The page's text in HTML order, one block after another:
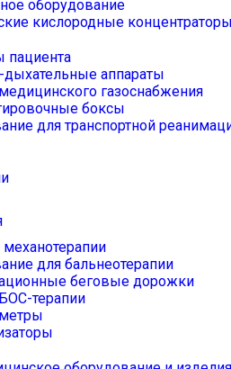
оборудование
кислородные
пациента
дыхательные аппараты
газоснабжения
боксы
для транспортной
для бальнеотерапии
беговые дорожки
терапии